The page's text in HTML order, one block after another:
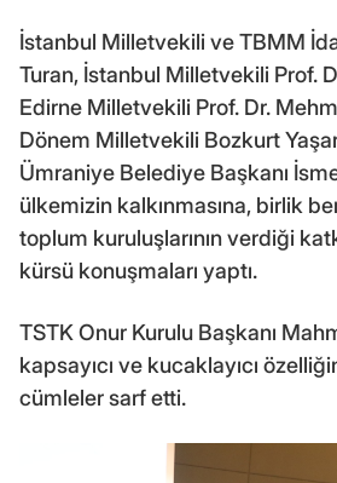
İstanbul Milletvekili ve TBMM
Turan, İstanbul Milletvekili Prof.
Edirne Milletvekili Prof. Dr.
Dönem Milletvekili Bozkurt
Ümraniye Belediye Başkanı
ülkemizin kalkınmasına, birlik
toplum kuruluşlarının verdiği
kürsü konuşmaları yaptı.
TSTK Onur Kurulu Başkanı
kapsayıcı ve kucaklayıcı
cümleler sarf etti.